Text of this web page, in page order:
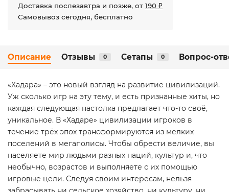
Доставка послезавтра и позже, от 190 ₽
Самовывоз сегодня, бесплатно
Описание Отзывы 0 Сетапы 0 Вопрос-
«Хадара» – это новый взгляд на развитие цивилизаций.
Уж сколько игр на эту тему, и есть признанные хиты, но
каждая следующая настолка предлагает что-то своё,
уникальное. В «Хадаре» цивилизации игроков в
течение трёх эпох трансформируются из мелких
поселений в мегаполисы. Чтобы обрести величие, вы
населяете мир людьми разных наций, культур и, что
необычно, возрастов и выполняете с их помощью
игровые цели. Следуя своим интересам, нельзя